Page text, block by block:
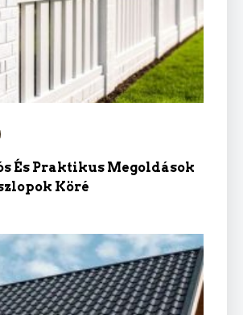
És Praktikus Megoldások
Köré